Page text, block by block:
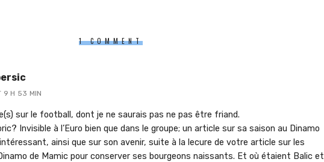
1 COMMENT
9 H 53 MIN
sur le football, dont je ne saurais pas ne pas être friand.
Invisible à l’Euro bien que dans le groupe; un article sur sa saison au Dinamo
ainsi que sur son avenir, suite à la lecure de votre article sur les
de Mamic pour conserver ses bourgeons naissants. Et où étaient Balic et